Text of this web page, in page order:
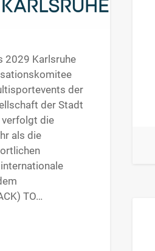
2029 Karlsruhe
der
der Stadt
verfolgt die
als die
TO…